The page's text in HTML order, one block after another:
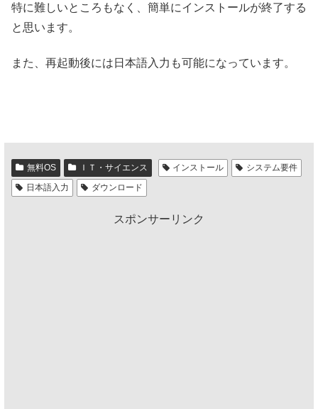
特に難しいところもなく、簡単にインストールが終了する
と思います。
また、再起動後には日本語入力も可能になっています。
無料OS ＩＴ・サイエンス インストール
システム要件
日本語入力
ダウンロード
スポンサーリンク